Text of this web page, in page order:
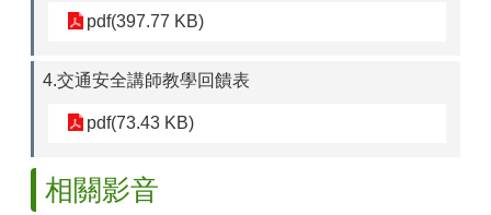
pdf(397.77 KB)
4.交通安全講師教學回饋表
pdf(73.43 KB)
相關影音